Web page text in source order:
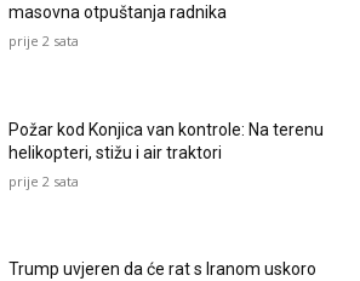
masovna otpuštanja radnika
prije 2 sata
Požar kod Konjica van kontrole: Na terenu
helikopteri, stižu i air traktori
prije 2 sata
Trump uvjeren da će rat s Iranom uskoro